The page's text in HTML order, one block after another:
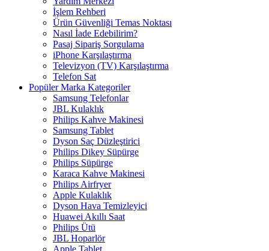
İşlem Rehberi
Ürün Güvenliği Temas Noktası
Nasıl İade Edebilirim?
Pasaj Sipariş Sorgulama
iPhone Karşılaştırma
Televizyon (TV) Karşılaştırma
Telefon Sat
Popüler Marka Kategoriler
Samsung Telefonlar
JBL Kulaklık
Philips Kahve Makinesi
Samsung Tablet
Dyson Saç Düzleştirici
Philips Dikey Süpürge
Philips Süpürge
Karaca Kahve Makinesi
Philips Airfryer
Apple Kulaklık
Dyson Hava Temizleyici
Huawei Akıllı Saat
Philips Ütü
JBL Hoparlör
Apple Tablet